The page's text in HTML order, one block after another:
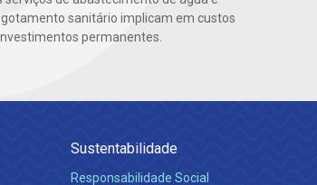
sanitário implicam em custos
permanentes.
Sustentabilidade
Responsabilidade Social